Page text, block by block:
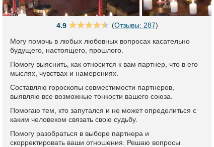
4.9 (Отзывы: 287)
Могу помочь в любых любовных вопросах касательно
будущего, настоящего, прошлого.
Помогу выяснить, как относится к вам партнер, что в его
мыслях, чувствах и намерениях.
Составляю гороскопы совместимости партнеров,
выявляю все возможные тонкости вашего союза.
Помогаю тем, кто запутался и не может определиться с
каким человеком связать свою судьбу.
Помогу разобраться в выборе партнера и
скорректировать ваши отношения. Решаю вопросы